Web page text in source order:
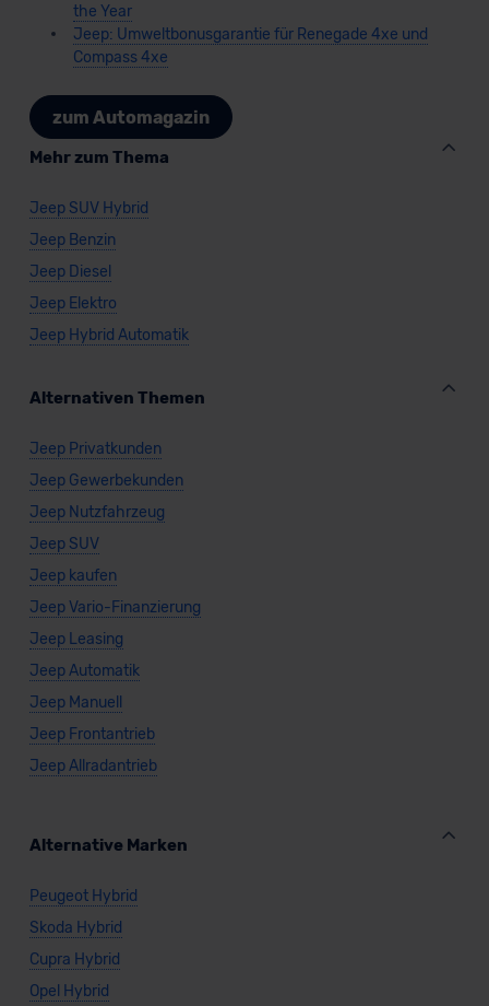
the Year
Jeep: Umweltbonusgarantie für Renegade 4xe und
Compass 4xe
zum Automagazin
Mehr zum Thema
Jeep SUV Hybrid
Jeep Benzin
Jeep Diesel
Jeep Elektro
Jeep Hybrid Automatik
Alternativen Themen
Jeep Privatkunden
Jeep Gewerbekunden
Jeep Nutzfahrzeug
Jeep SUV
Jeep kaufen
Jeep Vario-Finanzierung
Jeep Leasing
Jeep Automatik
Jeep Manuell
Jeep Frontantrieb
Jeep Allradantrieb
Alternative Marken
Peugeot Hybrid
Skoda Hybrid
Cupra Hybrid
Opel Hybrid